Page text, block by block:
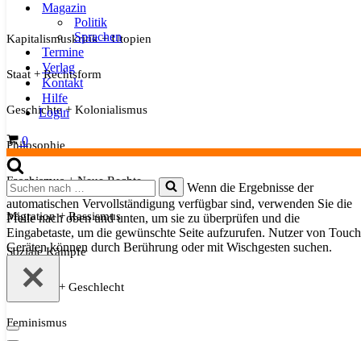
Magazin
Politik
Sprachen
Termine
Verlag
Kontakt
Hilfe
Login
Warenkorb
0
Suchen
nach …
Wenn die Ergebnisse der
automatischen Vervollständigung verfügbar sind, verwenden Sie die
Pfeile nach oben und unten, um sie zu überprüfen und die
Eingabetaste, um die gewünschte Seite aufzurufen. Nutzer von
Geräten können durch Berührung oder mit Wischgesten suchen.
Navigationsmenü
Kapitalismuskritik + Utopien
Staat + Rechtsform
Geschichte + Kolonialismus
Philosophie
Faschismus + Neue Rechte
Migration + Rassismus
Soziale Kämpfe
Sexualität + Geschlecht
Feminismus